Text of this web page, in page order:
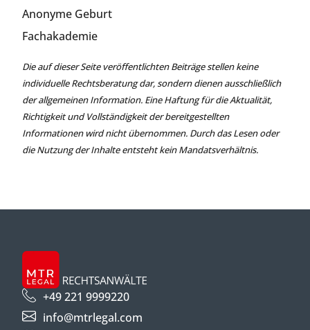
Anonyme Geburt
Fachakademie
Die auf dieser Seite veröffentlichten Beiträge stellen keine
individuelle Rechtsberatung dar, sondern dienen ausschließlich
der allgemeinen Information. Eine Haftung für die Aktualität,
Richtigkeit und Vollständigkeit der bereitgestellten
Informationen wird nicht übernommen. Durch das Lesen oder
die Nutzung der Inhalte entsteht kein Mandatsverhältnis.
+49 221 9999220
info@mtrlegal.com